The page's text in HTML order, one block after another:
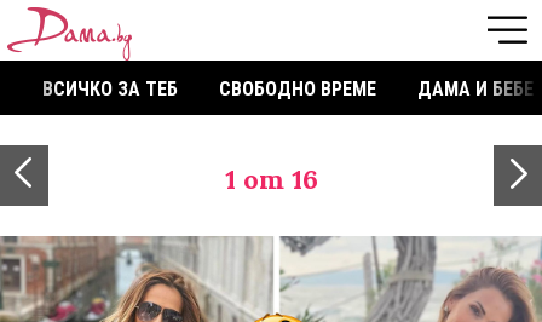
ВСИЧКО ЗА ТЕБ СВОБОДНО ВРЕМЕ ДАМА И БЕБЕ
1 от 16